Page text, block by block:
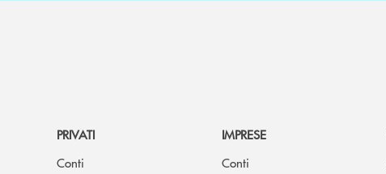
PRIVATI
Conti
IMPRESE
Conti